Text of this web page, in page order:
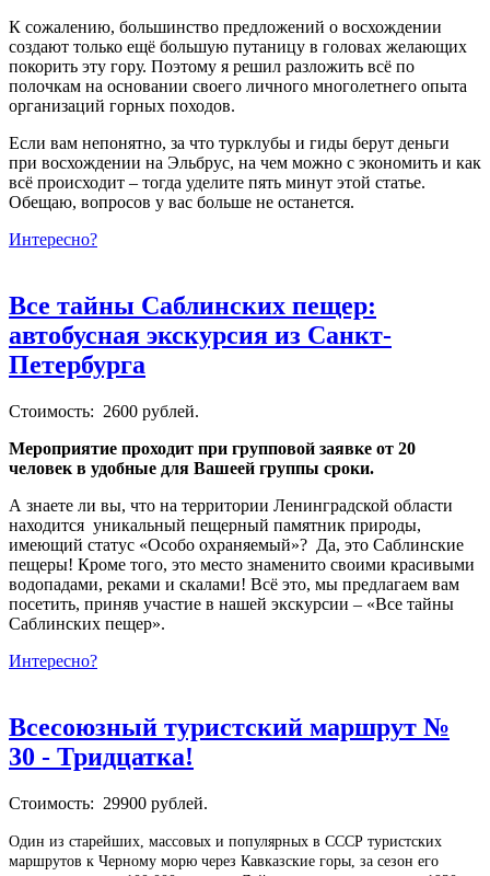
К сожалению, большинство предложений о восхождении
создают только ещё большую путаницу в головах желающих
покорить эту гору. Поэтому я решил разложить всё по
полочкам на основании своего личного многолетнего опыта
организаций горных походов.
Если вам непонятно, за что турклубы и гиды берут деньги
при восхождении на Эльбрус, на чем можно с экономить и как
всё происходит – тогда уделите пять минут этой статье.
Обещаю, вопросов у вас больше не останется.
Интересно?
Все тайны Саблинских пещер:
автобусная экскурсия из Санкт-
Петербурга
Стоимость: 2600 рублей.
Мероприятие проходит при групповой заявке от 20
человек в удобные для Вашеей группы сроки.
А знаете ли вы, что на территории Ленинградской области
находится уникальный пещерный памятник природы,
имеющий статус «Особо охраняемый»? Да, это Саблинские
пещеры! Кроме того, это место знаменито своими красивыми
водопадами, реками и скалами! Всё это, мы предлагаем вам
посетить, приняв участие в нашей экскурсии – «Все тайны
Саблинских пещер».
Интересно?
Всесоюзный туристский маршрут №
30 - Тридцатка!
Стоимость: 29900 рублей.
Один из старейших, массовых и популярных в СССР туристских
маршрутов к Черному морю через Кавказские горы, за сезон его